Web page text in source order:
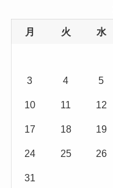
月 火 水
3 4 5
10 11 12
17 18 19
24 25 26
31